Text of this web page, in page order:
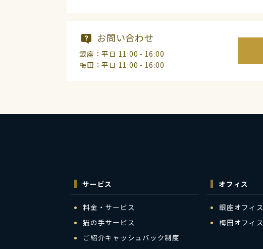
お問い合わせ
銀座：平日 11:00 - 16:00
梅田：平日 11:00 - 16:00
サービス
料金・サービス
猫の手サービス
ご紹介キャッシュバック制度
オフィス
銀座オフィス
梅田オフィス